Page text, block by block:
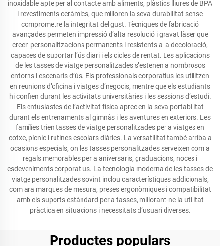
inoxidable apte per al contacte amb aliments, plàstics lliures de BPA
i revestiments ceràmics, que milloren la seva durabilitat sense
comprometre la integritat del gust. Tècniques de fabricació
avançades permeten impressió d’alta resolució i gravat làser que
creen personalitzacions permanents i resistents a la decoloració,
capaces de suportar l’ús diari i els cicles de rentat. Les aplicacions
de les tasses de viatge personalitzades s’estenen a nombrosos
entorns i escenaris d’ús. Els professionals corporatius les utilitzen
en reunions d’oficina i viatges d’negocis, mentre que els estudiants
hi confien durant les activitats universitàries i les sessions d’estudi.
Els entusiastes de l’activitat física aprecien la seva portabilitat
durant els entrenaments al gimnàs i les aventures en exteriors. Les
famílies trien tasses de viatge personalitzades per a viatges en
cotxe, pícnic i rutines escolars diàries. La versatilitat també arriba a
ocasions especials, on les tasses personalitzades serveixen com a
regals memorables per a aniversaris, graduacions, noces i
esdeveniments corporatius. La tecnologia moderna de les tasses de
viatge personalitzades sovint inclou característiques addicionals,
com ara marques de mesura, preses ergonòmiques i compatibilitat
amb els suports estàndard per a tasses, millorant-ne la utilitat
pràctica en situacions i necessitats d’usuari diverses.
Productes populars